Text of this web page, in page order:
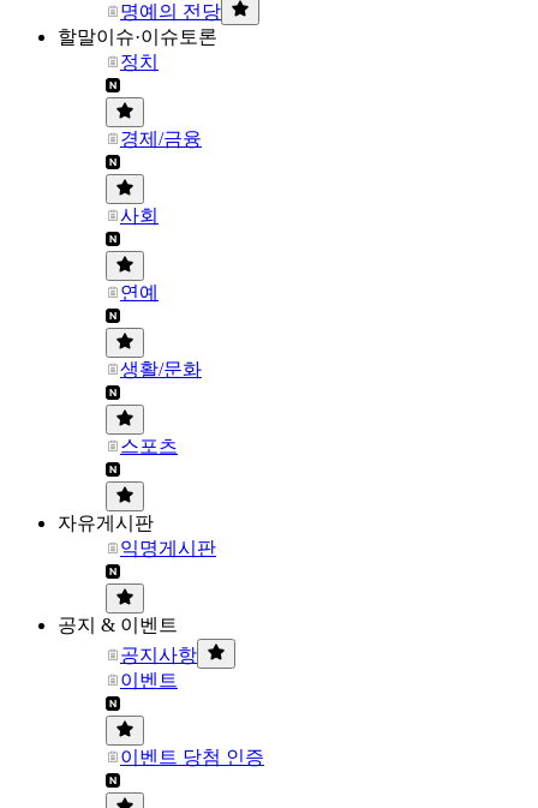
명예의 전당
할말이슈·이슈토론
정치
경제/금융
사회
연예
생활/문화
스포츠
자유게시판
익명게시판
공지 & 이벤트
공지사항
이벤트
이벤트 당첨 인증